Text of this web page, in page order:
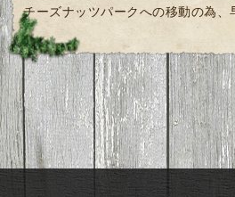
チーズナッツパークへの移動の為、